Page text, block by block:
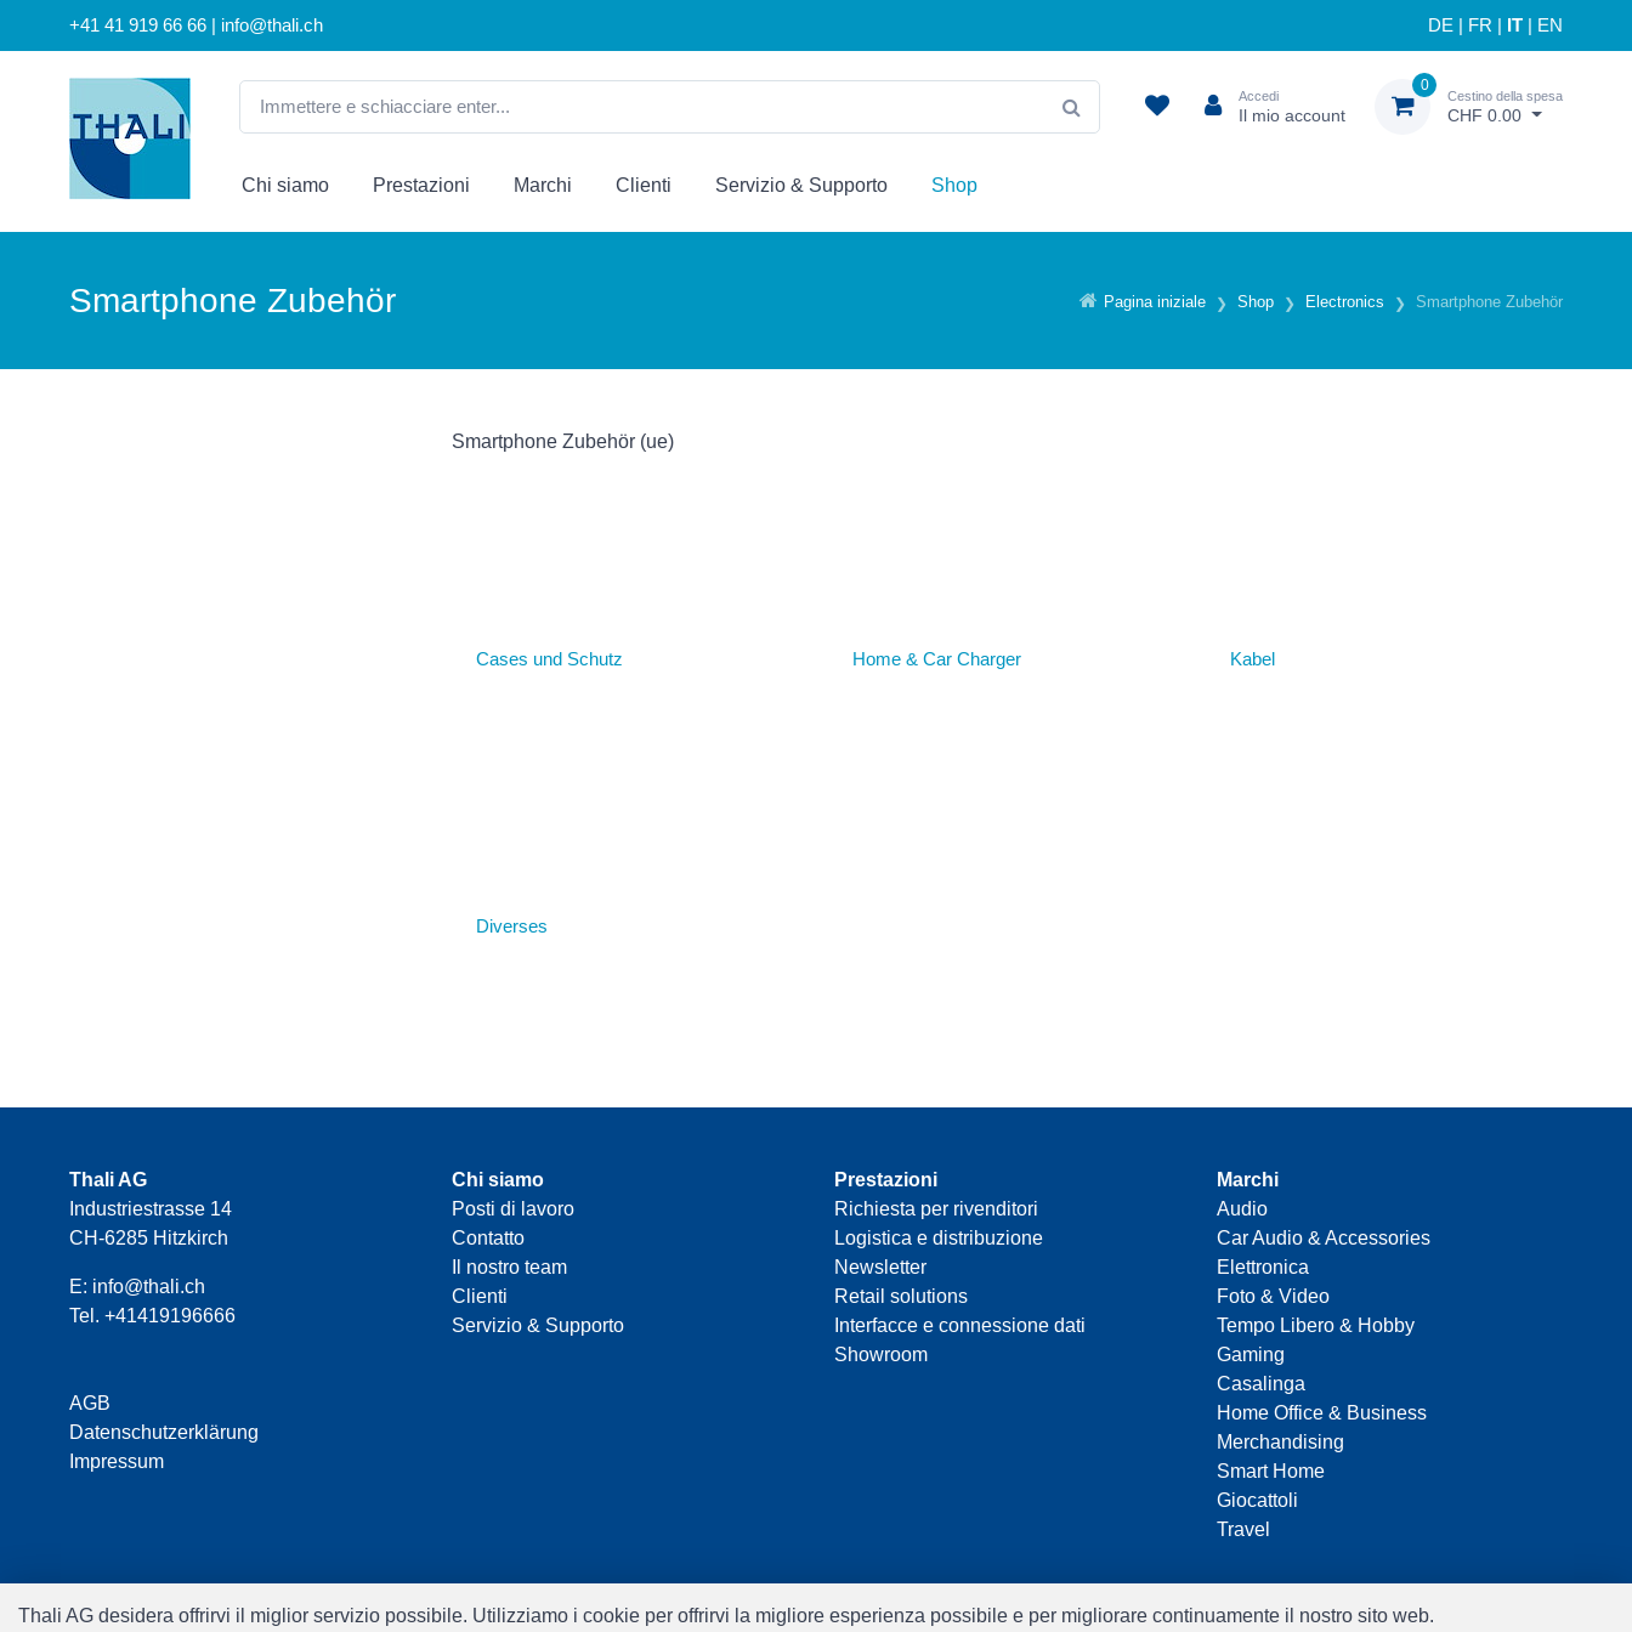
+41 41 919 66 66 | info@thali.ch DE FR IT EN
Accedi
Il mio account
0
Cestino della spesa
CHF 0.00
Chi siamo Prestazioni Marchi Clienti Servizio & Supporto Shop
Pagina iniziale Shop Electronics Smartphone Zubehör
Smartphone Zubehör
Smartphone Zubehör (ue)
Cases und Schutz Home & Car Charger Kabel
Diverses
Thali AG
Industriestrasse 14
CH-6285 Hitzkirch
E: info@thali.ch
Tel. +41419196666
AGB
Datenschutzerklärung
Impressum
Chi siamo
Posti di lavoro
Contatto
Il nostro team
Clienti
Servizio & Supporto
Prestazioni
Richiesta per rivenditori
Logistica e distribuzione
Newsletter
Retail solutions
Interfacce e connessione dati
Showroom
Marchi
Audio
Car Audio & Accessories
Elettronica
Foto & Video
Tempo Libero & Hobby
Gaming
Casalinga
Home Office & Business
Merchandising
Smart Home
Giocattoli
Travel
Thali AG desidera offrirvi il miglior servizio possibile. Utilizziamo i cookie per offrirvi la migliore esperienza possibile e per migliorare continuamente il nostro sito web.